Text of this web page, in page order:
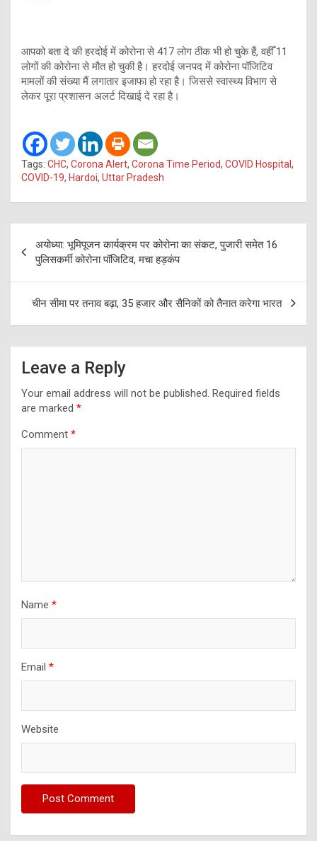
आपको बता दे की हरदोई में कोरोना से 417 लोग ठीक भी हो चुके हैं, वहीँ 11
लोगों की कोरोना से मौत हो चुकी है। हरदोई जनपद में कोरोना पॉजिटिव
मामलों की संख्या मैं लगातार इजाफा हो रहा है। जिससे स्वास्थ्य विभाग से
लेकर पूरा प्रशासन अलर्ट दिखाई दे रहा है।
Tags: CHC, Corona Alert, Corona Time Period, COVID Hospital ,
COVID-19, Hardoi, Uttar Pradesh
navigation
अयोध्या: भूमिपूजन कार्यक्रम पर कोरोना का संकट, पुजारी समेत 16
पुलिसकर्मी कोरोना पॉजिटिव, मचा हड़कंप
चीन सीमा पर तनाव बढ़ा, 35 हजार और सैनिकों को तैनात करेगा भारत
Leave a Reply
Your email address will not be published. Required fields
are marked *
Comment *
Name *
Email *
Website